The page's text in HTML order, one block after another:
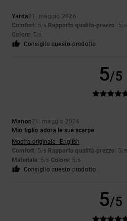
Yarda21. maggio 2026
Comfort: 5/5 Rapporto qualità-prezzo : 5/5
Colore: 5/5
Consiglio questo prodotto
5/5
Manon21. maggio 2026
Mio figlio adora le sue scarpe
Mostra originale - English
Comfort: 5/5 Rapporto qualità-prezzo : 5/5
Materiale: 5/5 Colore: 5/5
Consiglio questo prodotto
5/5